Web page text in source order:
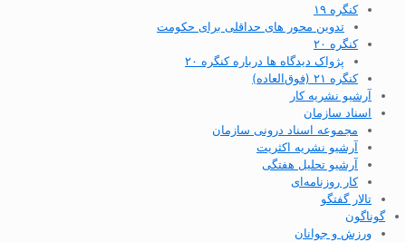
کنگره ۱۹
تدوین محور های حداقلی برای حکومت
کنگره ۲۰
پژواک دیدگاه ها درباره کنگره ۲۰
کنگره ۲۱ (فوق‌العاده)
آرشیو نشریه کار
اسناد سازمان
مجموعه اسناد درونی سازمان
آرشیو نشریه اکثریت
آرشیو تحلیل هفتگی
کار روزنامه‌ای
تالار گفتگو
گوناگون
ورزش و جوانان